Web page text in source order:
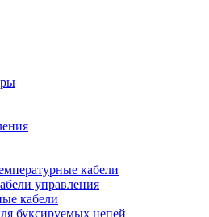
кабели
управления
кабели
буксируемых цепей